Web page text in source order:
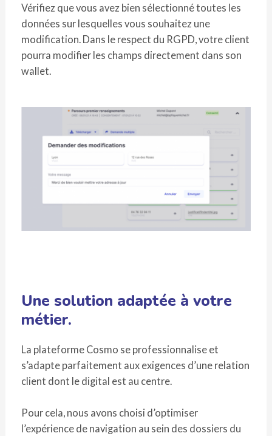
Vérifiez que vous avez bien sélectionné toutes les
données sur lesquelles vous souhaitez une
modification. Dans le respect du RGPD, votre client
pourra modifier les champs directement dans son
wallet.
Une solution adaptée à votre
métier.
La plateforme Cosmo se professionnalise et
s’adapte parfaitement aux exigences d’une relation
client dont le digital est au centre.
Pour cela, nous avons choisi d’optimiser
l’expérience de navigation au sein des dossiers du